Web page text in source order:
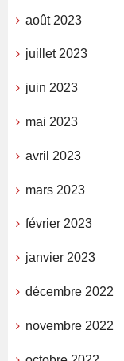
août 2023
juillet 2023
juin 2023
mai 2023
avril 2023
mars 2023
février 2023
janvier 2023
décembre 2022
novembre 2022